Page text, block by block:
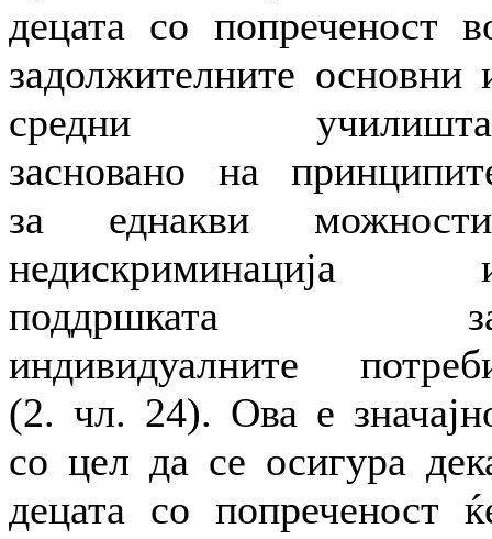
децата со попреченост
задолжителните основни
средни
засновано на
за еднакви
недискриминација
поддршката
индивидуалните
(2. чл. 24). Ова е
со цел да се осигура
децата со попреченост